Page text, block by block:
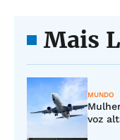
Mais
MUNDO
voz